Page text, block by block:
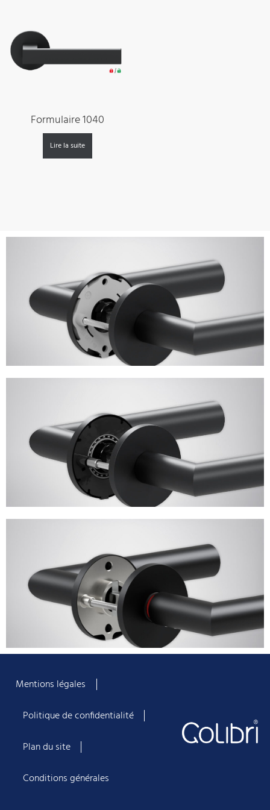
Formulaire 1040
Lire la suite
Mentions légales
Politique de confidentialité
Plan du site
Conditions générales